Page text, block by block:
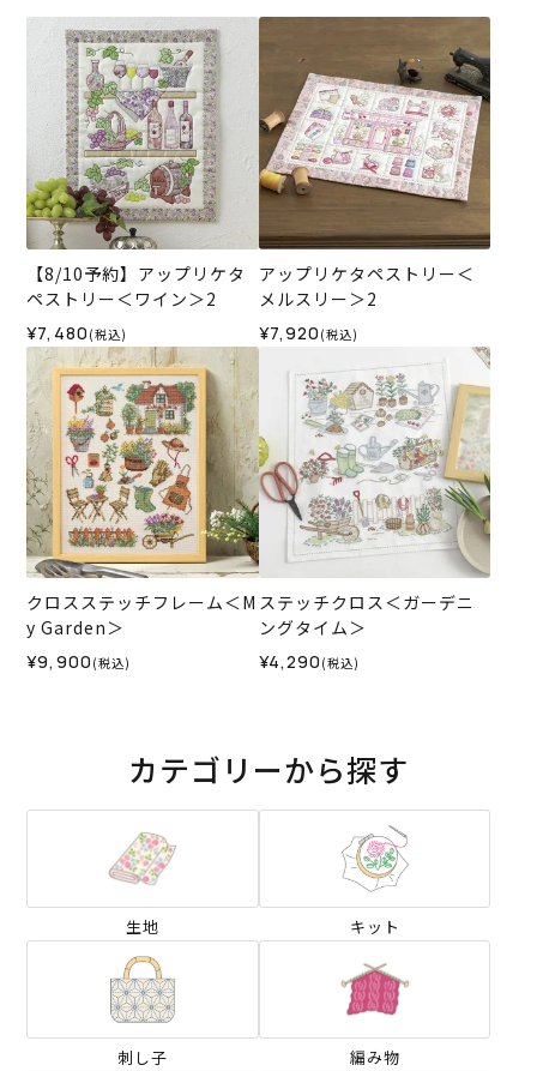
【8/10予約】アップリケタ
ペストリー＜ワイン＞2
¥7,480 (税込)
アップリケタペストリー＜
メルスリー＞2
¥7,920 (税込)
クロスステッチフレーム＜M
y Garden＞
¥9,900 (税込)
ステッチクロス＜ガーデニ
ングタイム＞
¥4,290 (税込)
カテゴリーから探す
生地 キット
刺し子 編み物